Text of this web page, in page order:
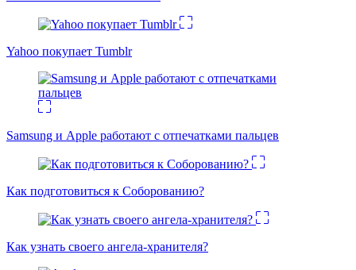
Yahoo покупает Tumblr
Samsung и Apple работают с отпечатками пальцев
Как подготовиться к Соборованию?
Как узнать своего ангела-хранителя?